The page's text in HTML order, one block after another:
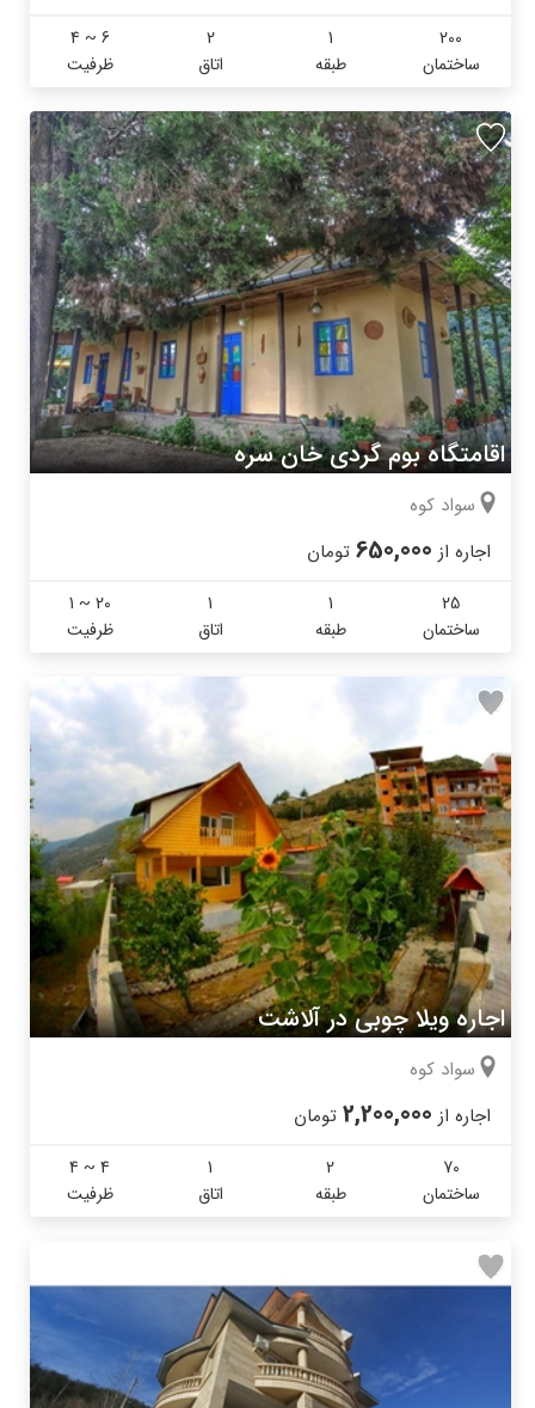
200
ساختمان
1
طبقه
2
اتاق
4 ~ 6
ظرفیت
اقامتگاه بوم گردی خان سره
سواد کوه
اجاره از 650,000 تومان
25
ساختمان
1
طبقه
1
اتاق
1 ~ 20
ظرفیت
اجاره ویلا چوبی در آلاشت
سواد کوه
اجاره از 2,200,000 تومان
70
ساختمان
2
طبقه
1
اتاق
4 ~ 4
ظرفیت